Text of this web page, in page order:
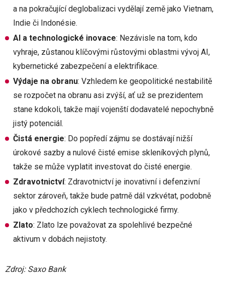
a na pokračující deglobalizaci vydělají země jako Vietnam,
Indie či Indonésie.
AI a technologické inovace: Nezávisle na tom, kdo
vyhraje, zůstanou klíčovými růstovými oblastmi vývoj AI,
kybernetické zabezpečení a elektrifikace.
Výdaje na obranu: Vzhledem ke geopolitické nestabilitě
se rozpočet na obranu asi zvýší, ať už se prezidentem
stane kdokoli, takže mají vojenští dodavatelé nepochybně
jistý potenciál.
Čistá energie: Do popředí zájmu se dostávají nižší
úrokové sazby a nulové čisté emise skleníkových plynů,
takže se může vyplatit investovat do čisté energie.
Zdravotnictví: Zdravotnictví je inovativní i defenzivní
sektor zároveň, takže bude patrně dál vzkvétat, podobně
jako v předchozích cyklech technologické firmy.
Zlato: Zlato lze považovat za spolehlivé bezpečné
aktivum v dobách nejistoty.
Zdroj: Saxo Bank